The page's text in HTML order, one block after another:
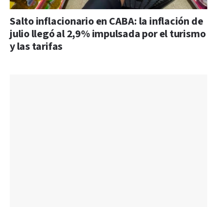
Salto inflacionario en CABA: la inflación de
julio llegó al 2,9% impulsada por el turismo
y las tarifas